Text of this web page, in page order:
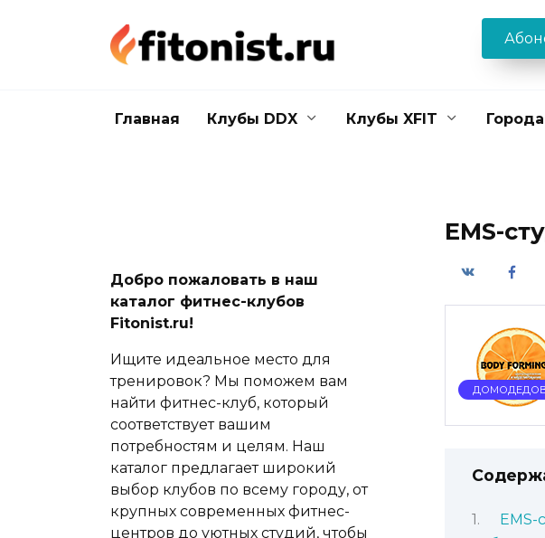
Главная Клубы DDX Клубы XFIT Города
EMS-
EMS-
Добро пожаловать в наш
каталог фитнес-клубов
Fitonist.ru!
Ищите идеальное место для
тренировок? Мы поможем вам
найти фитнес-клуб, который
соответствует вашим
потребностям и целям. Наш
каталог предлагает широкий
выбор клубов по всему городу, от
крупных современных фитнес-
центров до уютных студий, чтобы